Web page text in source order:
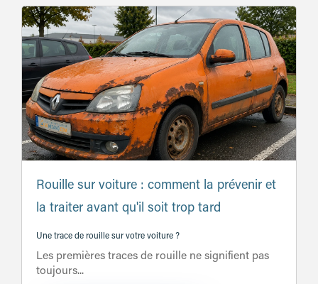
Rouille sur voiture : comment la prévenir et
la traiter avant qu'il soit trop tard
Une trace de rouille sur votre voiture ?
Les premières traces de rouille ne signifient pas
toujours...